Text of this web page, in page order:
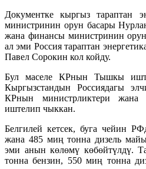
Документке кыргыз тараптан
министринин орун басары
жана финансы министринин
ал эми Россия тараптан
Павел Сорокин кол койду.
Бул маселе КРнын Тышкы
Кыргызстандын Россиядагы
КРнын министрликтери жана
иштелип чыккан.
Белгилей кетсек, буга чейин
жана 485 миң тонна дизель
эми анын көлөмү көбөйтүлдү.
тонна бензин, 550 миң тонна